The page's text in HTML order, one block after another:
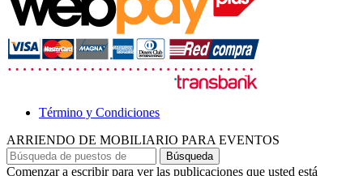
Término y Condiciones
ARRIENDO DE MOBILIARIO PARA EVENTOS
Búsqueda
Comenzar a escribir para ver las publicaciones que usted está